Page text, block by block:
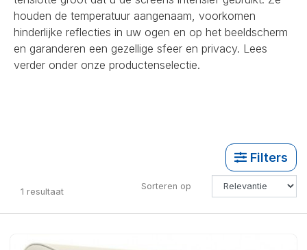
houden de temperatuur aangenaam, voorkomen
hinderlijke reflecties in uw ogen en op het beeldscherm
en garanderen een gezellige sfeer en privacy. Lees
verder onder onze productenselectie.
Filters
1 resultaat Sorteren op